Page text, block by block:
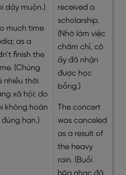
dậy muộn.)
much time
as a
finish the
(Chúng
nhiều thời
xã hội; do
không hoàn
hạn.)
received a
scholarship.
(Nhờ làm việc
chăm chỉ, cô
ấy đã nhận
được học
bổng.)
The concert
was canceled
as a result of
the heavy
rain. (Buổi
hòa nhạc đã